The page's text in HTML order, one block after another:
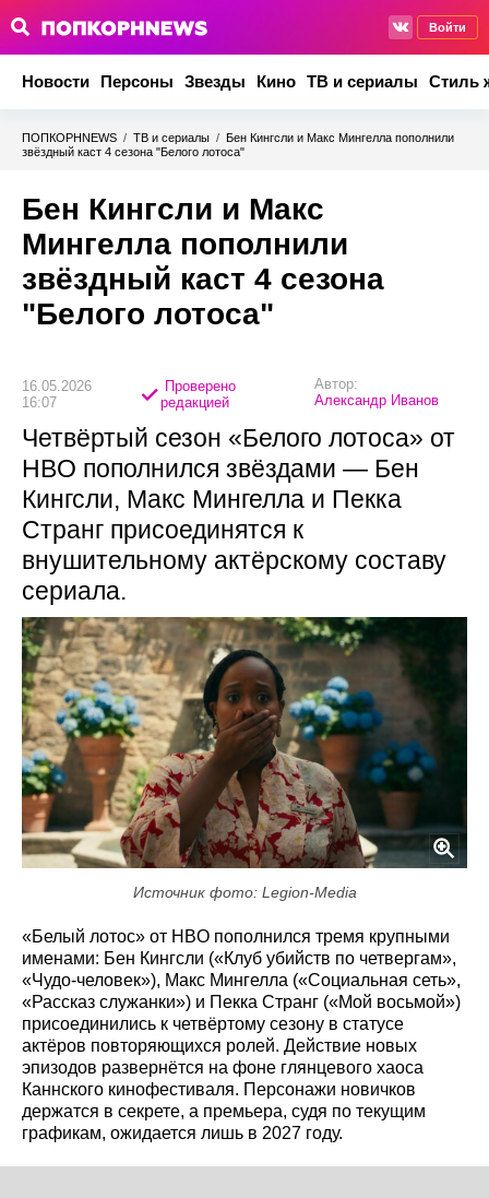
Войти
Новости Персоны Звезды Кино ТВ и сериалы Стиль
ПОПКОРНNEWS / ТВ и сериалы / Бен Кингсли и Макс Мингелла пополнили
звёздный каст 4 сезона "Белого лотоса"
Бен Кингсли и Макс
Мингелла пополнили
звёздный каст 4 сезона
"Белого лотоса"
16.05.2026
16:07
Проверено
редакцией
Автор:
Александр Иванов
Четвёртый сезон «Белого лотоса» от
HBO пополнился звёздами — Бен
Кингсли, Макс Мингелла и Пекка
Странг присоединятся к
внушительному актёрскому составу
сериала.
Источник фото: Legion-Media
«Белый лотос» от HBO пополнился тремя крупными
именами: Бен Кингсли («Клуб убийств по четвергам»,
«Чудо-человек»), Макс Мингелла («Социальная сеть»,
«Рассказ служанки») и Пекка Странг («Мой восьмой»)
присоединились к четвёртому сезону в статусе
актёров повторяющихся ролей. Действие новых
эпизодов развернётся на фоне глянцевого хаоса
Каннского кинофестиваля. Персонажи новичков
держатся в секрете, а премьера, судя по текущим
графикам, ожидается лишь в 2027 году.